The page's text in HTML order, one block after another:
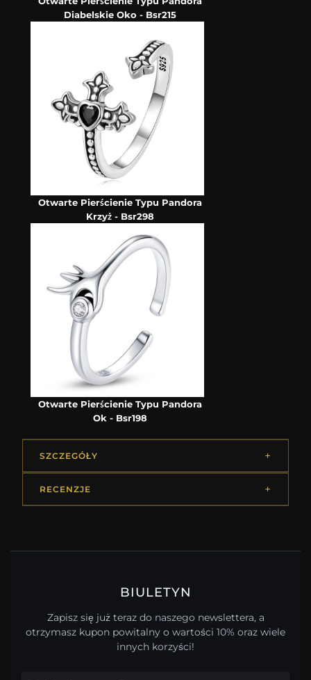
Diabelskie Oko - Bsr215
Otwarte Pierścienie Typu Pandora
Krzyż - Bsr298
Otwarte Pierścienie Typu Pandora
Ok - Bsr198
SZCZEGÓŁY
RECENZJE
BIULETYN
Zapisz się już teraz do naszego newslettera, a
otrzymasz kupon powitalny o wartości 10% oraz wiele
innych korzyści!